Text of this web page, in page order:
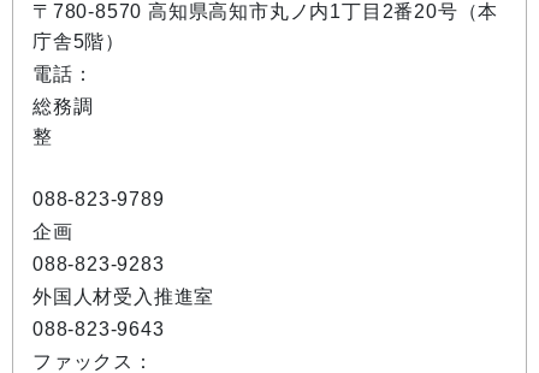
〒780-8570 高知県高知市丸ノ内1丁目2番20号（本
庁舎5階）
電話：
総務調
整
088-823-9789
企画
088-823-9283
外国人材受入推進室
088-823-9643
ファックス：